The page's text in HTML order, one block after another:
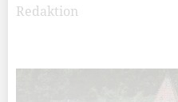
Redaktion